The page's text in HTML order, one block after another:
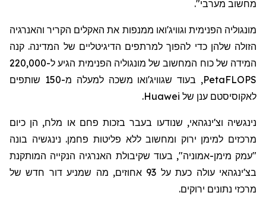
מחשוב מערבי".
מונגוליה הפנימית וגוויג'ואו ממנפות את האקלים הקריר והאנרגיה
הזולה שלהן כדי להפוך למרתפים הדיגיטליים של המדינה. קנה
המידה של כוח המחשוב של מונגוליה הפנימית הגיע ל-220,000
PetaFLOPS, בעוד שגוויג'ואו משכה למעלה מ-150 שותפים
לאקוסיסטם ענן של Huawei
.
נינגשיה וצ'ינגהאי, שנודעו בעבר בזכות פחם או מלח, הן כיום
מרכזים למימן ירוק ומחשוב ללא פליטות פחמן. נינגשיה בונה
"עמק מימן-אמוניה", בעוד שקיבולת האנרגיה הנקייה המותקנת
בצ'ינגהאי
עולה כעת על 93 אחוזים, מה שמניע דור חדש של
מרכזי נתונים ירוקים.